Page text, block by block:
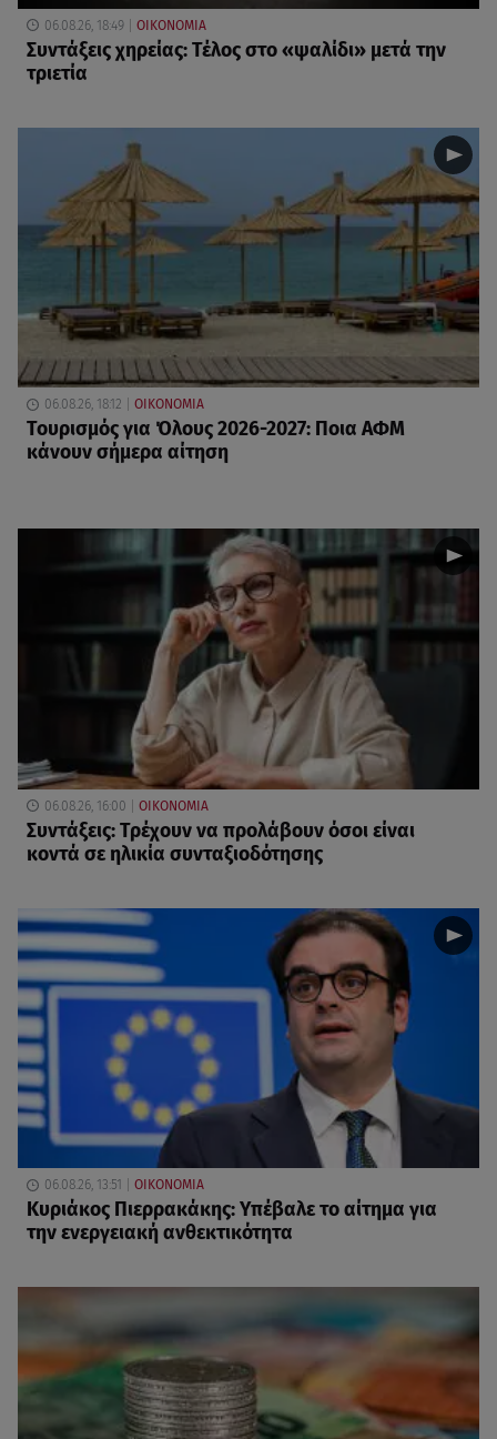
06.08.26, 18:49 ΟΙΚΟΝΟΜΙΑ
Συντάξεις χηρείας: Τέλος στο «ψαλίδι» μετά την
τριετία
06.08.26, 18:12 ΟΙΚΟΝΟΜΙΑ
Τουρισμός για Όλους 2026-2027: Ποια ΑΦΜ
κάνουν σήμερα αίτηση
06.08.26, 16:00 ΟΙΚΟΝΟΜΙΑ
Συντάξεις: Τρέχουν να προλάβουν όσοι είναι
κοντά σε ηλικία συνταξιοδότησης
06.08.26, 13:51 ΟΙΚΟΝΟΜΙΑ
Κυριάκος Πιερρακάκης: Υπέβαλε το αίτημα για
την ενεργειακή ανθεκτικότητα